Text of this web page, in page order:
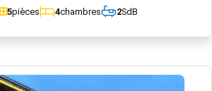
5pièces 4chambres 2SdB